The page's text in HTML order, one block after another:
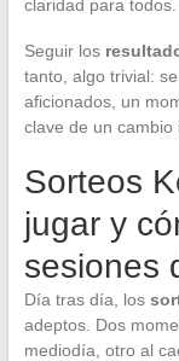
claridad para todos.
Seguir los
tanto, algo trivial:
aficionados, un
clave de un cambio
Sorteos
jugar y
sesiones
Día tras día, los
adeptos. Dos
mediodía, otro al